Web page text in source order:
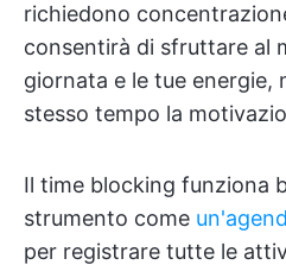
richiedono
consentirà di sfruttare al
giornata e le tue energie,
stesso tempo la
Il time blocking funziona
strumento come
per registrare tutte le